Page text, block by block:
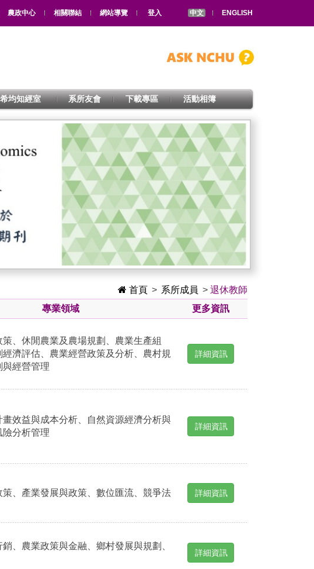
農政中心 相關聯結 網站導覽 登入 中文 ENGLISH
均知經室 系所友會 下載專區 活動相簿
首頁 > 系所成員 > 退休教師
專業領域 更多資訊
策、休閒農業及農場規劃、農業生產組
濟評估、農業經營政策及分析、農村規
與經營管理
詳細資訊
畫效益與成本分析、自然資源經濟分析與
險分析管理
詳細資訊
策、產業發展與政策、數位匯流、競爭法 詳細資訊
、農業政策與金融、鄉村發展與規劃、
詳細資訊